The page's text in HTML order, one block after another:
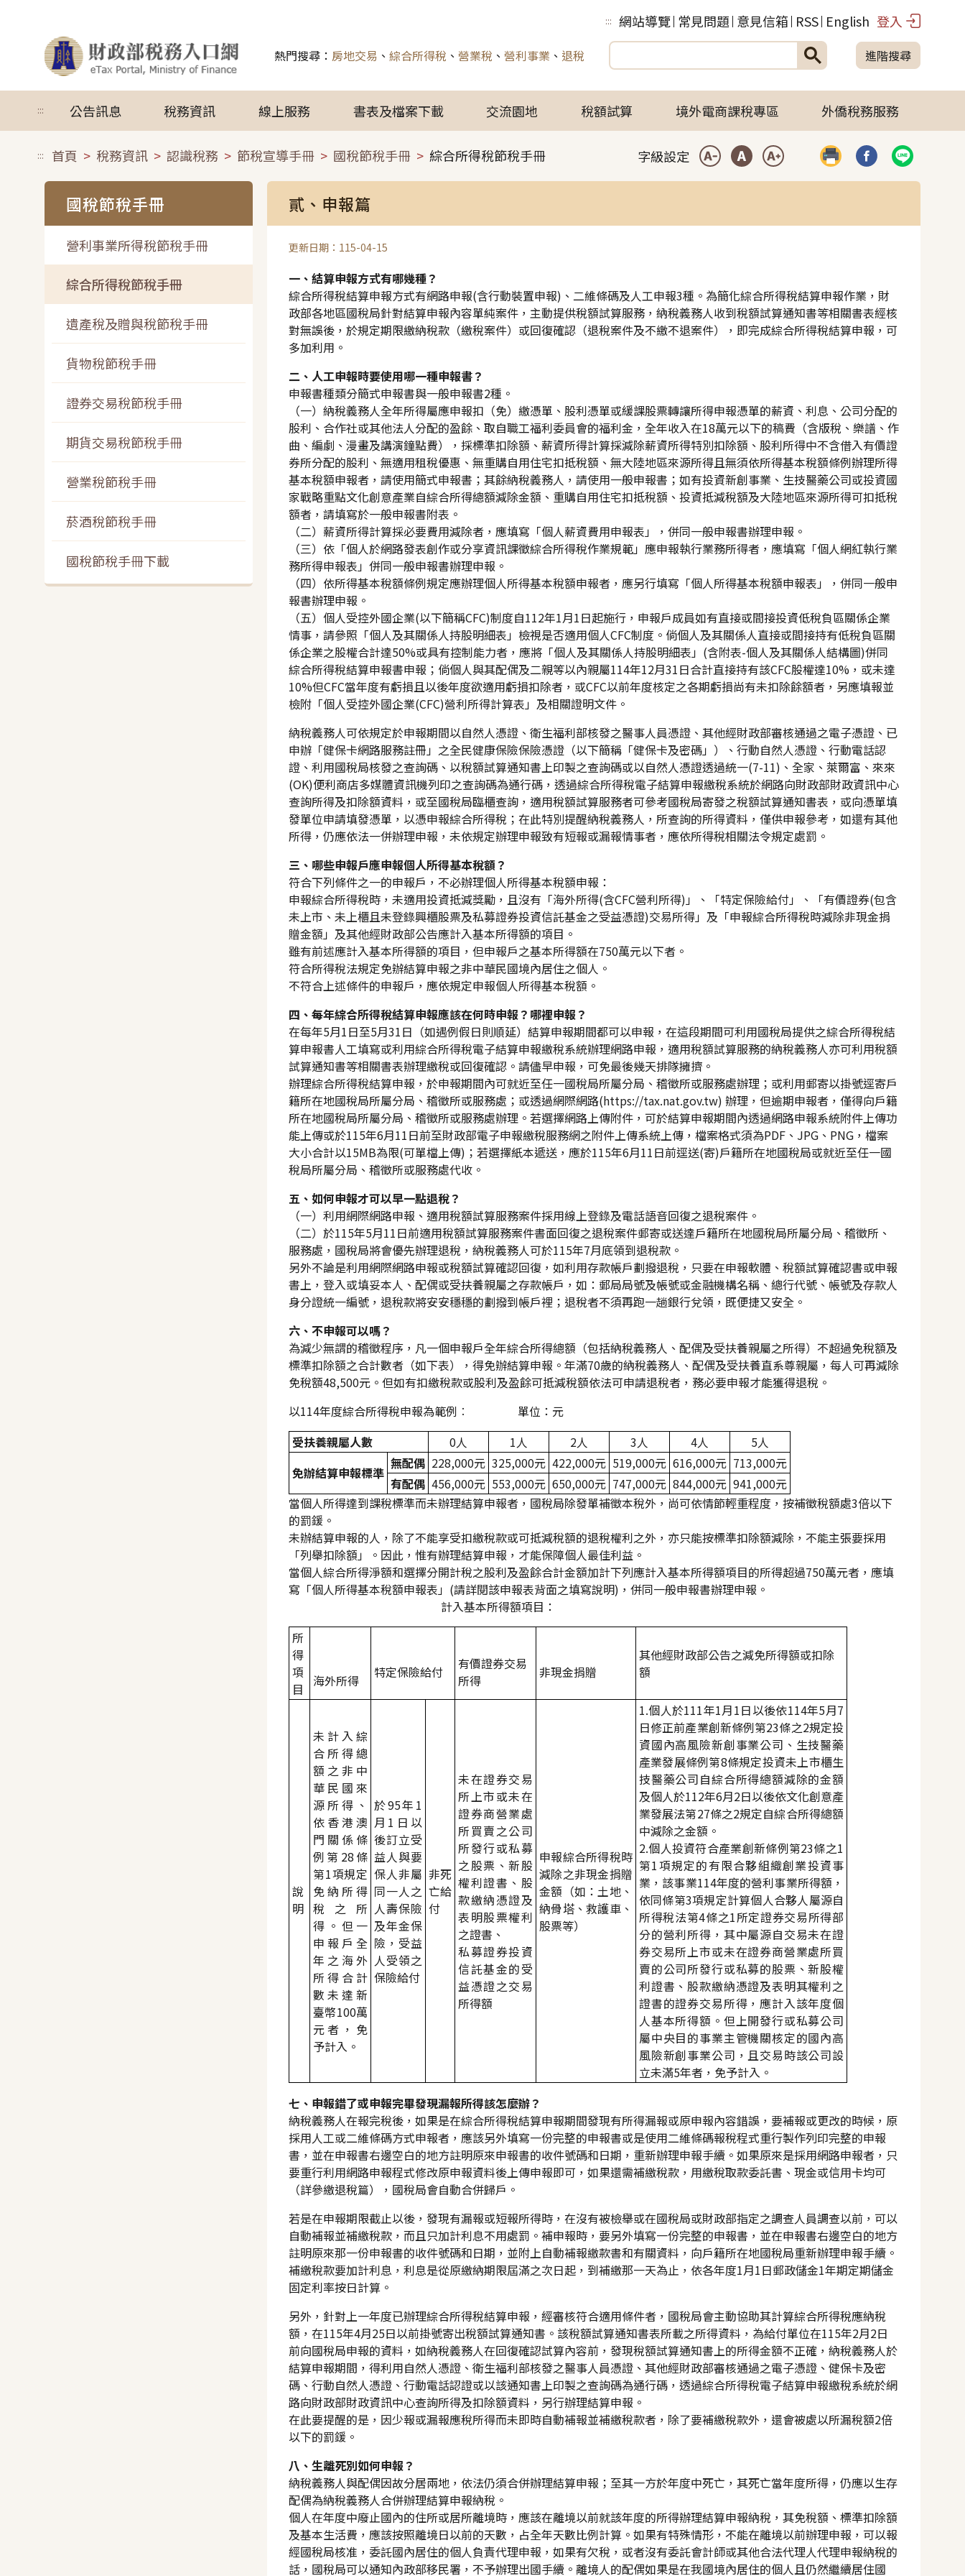
::: 網站導覽 常見問題 意見信箱 RSS English 登入
熱門搜尋： 房地交易 、 綜合所得稅 、 營業稅 、 營利事業 、 退稅 進階搜尋
::: 公告訊息 稅務資訊 線上服務 書表及檔案下載 交流園地 稅額試算 境外電商課稅專區 外僑稅務服務
::: 首頁 稅務資訊 認識稅務 節稅宣導手冊 國稅節稅手冊 綜合所得稅節稅手冊 字級設定
小型字中型字大型字 列印 分享到臉書(開啟
分享到
國稅節稅手冊
營利事業所得稅節稅手冊
綜合所得稅節稅手冊
遺產稅及贈與稅節稅手冊
貨物稅節稅手冊
證券交易稅節稅手冊
期貨交易稅節稅手冊
營業稅節稅手冊
菸酒稅節稅手冊
國稅節稅手冊下載
貳、申報篇
更新日期：115-04-15
一、結算申報方式有哪幾種？
綜合所得稅結算申報方式有網路申報(含行動裝置申報)、二維條碼及人工申報3種。為簡化綜合所得稅結算申報作業，財
政部各地區國稅局針對結算申報內容單純案件，主動提供稅額試算服務，納稅義務人收到稅額試算通知書等相關書表經核
對無誤後，於規定期限繳納稅款（繳稅案件）或回復確認（退稅案件及不繳不退案件），即完成綜合所得稅結算申報，可
多加利用。
二、人工申報時要使用哪一種申報書？
申報書種類分簡式申報書與一般申報書2種。
（一）納稅義務人全年所得屬應申報扣（免）繳憑單、股利憑單或緩課股票轉讓所得申報憑單的薪資、利息、公司分配的
股利、合作社或其他法人分配的盈餘、取自職工福利委員會的福利金，全年收入在18萬元以下的稿費（含版稅、樂譜、作
曲、編劇、漫畫及講演鐘點費），採標準扣除額、薪資所得計算採減除薪資所得特別扣除額、股利所得中不含借入有價證
券所分配的股利、無適用租稅優惠、無重購自用住宅扣抵稅額、無大陸地區來源所得且無須依所得基本稅額條例辦理所得
基本稅額申報者，請使用簡式申報書；其餘納稅義務人，請使用一般申報書；如有投資新創事業、生技醫藥公司或投資國
家戰略重點文化創意產業自綜合所得總額減除金額、重購自用住宅扣抵稅額、投資抵減稅額及大陸地區來源所得可扣抵稅
額者，請填寫於一般申報書附表。
（二）薪資所得計算採必要費用減除者，應填寫「個人薪資費用申報表」，併同一般申報書辦理申報。
（三）依「個人於網路發表創作或分享資訊課徵綜合所得稅作業規範」應申報執行業務所得者，應填寫「個人網紅執行業
務所得申報表」併同一般申報書辦理申報。
（四）依所得基本稅額條例規定應辦理個人所得基本稅額申報者，應另行填寫「個人所得基本稅額申報表」，併同一般申
報書辦理申報。
（五）個人受控外國企業(以下簡稱CFC)制度自112年1月1日起施行，申報戶成員如有直接或間接投資低稅負區關係企業
情事，請參照「個人及其關係人持股明細表」檢視是否適用個人CFC制度。倘個人及其關係人直接或間接持有低稅負區關
係企業之股權合計達50%或具有控制能力者，應將「個人及其關係人持股明細表」(含附表-個人及其關係人結構圖)併同
綜合所得稅結算申報書申報；倘個人與其配偶及二親等以內親屬114年12月31日合計直接持有該CFC股權達10%，或未達
10%但CFC當年度有虧損且以後年度欲適用虧損扣除者，或CFC以前年度核定之各期虧損尚有未扣除餘額者，另應填報並
檢附「個人受控外國企業(CFC)營利所得計算表」及相關證明文件。
納稅義務人可依規定於申報期間以自然人憑證、衛生福利部核發之醫事人員憑證、其他經財政部審核通過之電子憑證、已
申辦「健保卡網路服務註冊」之全民健康保險保險憑證（以下簡稱「健保卡及密碼」）、行動自然人憑證、行動電話認
證、利用國稅局核發之查詢碼、以稅額試算通知書上印製之查詢碼或以自然人憑證透過統一(7-11)、全家、萊爾富、來來
(OK)便利商店多媒體資訊機列印之查詢碼為通行碼，透過綜合所得稅電子結算申報繳稅系統於網路向財政部財政資訊中心
查詢所得及扣除額資料，或至國稅局臨櫃查詢，適用稅額試算服務者可參考國稅局寄發之稅額試算通知書表，或向憑單填
發單位申請填發憑單，以憑申報綜合所得稅；在此特別提醒納稅義務人，所查詢的所得資料，僅供申報參考，如還有其他
所得，仍應依法一併辦理申報，未依規定辦理申報致有短報或漏報情事者，應依所得稅相關法令規定處罰。
三、哪些申報戶應申報個人所得基本稅額？
符合下列條件之一的申報戶，不必辦理個人所得基本稅額申報：
申報綜合所得稅時，未適用投資抵減獎勵，且沒有「海外所得(含CFC營利所得)」、「特定保險給付」、「有價證券(包含
未上市、未上櫃且未登錄興櫃股票及私募證券投資信託基金之受益憑證)交易所得」及「申報綜合所得稅時減除非現金捐
贈金額」及其他經財政部公告應計入基本所得額的項目。
雖有前述應計入基本所得額的項目，但申報戶之基本所得額在750萬元以下者。
符合所得稅法規定免辦結算申報之非中華民國境內居住之個人。
不符合上述條件的申報戶，應依規定申報個人所得基本稅額。
四、每年綜合所得稅結算申報應該在何時申報？哪裡申報？
在每年5月1日至5月31日（如遇例假日則順延）結算申報期間都可以申報，在這段期間可利用國稅局提供之綜合所得稅結
算申報書人工填寫或利用綜合所得稅電子結算申報繳稅系統辦理網路申報，適用稅額試算服務的納稅義務人亦可利用稅額
試算通知書等相關書表辦理繳稅或回復確認。請儘早申報，可免最後幾天排隊擁擠。
辦理綜合所得稅結算申報，於申報期間內可就近至任一國稅局所屬分局、稽徵所或服務處辦理；或利用郵寄以掛號逕寄戶
籍所在地國稅局所屬分局、稽徵所或服務處；或透過網際網路(https://tax.nat.gov.tw) 辦理，但逾期申報者，僅得向戶籍
所在地國稅局所屬分局、稽徵所或服務處辦理。若選擇網路上傳附件，可於結算申報期間內透過網路申報系統附件上傳功
能上傳或於115年6月11日前至財政部電子申報繳稅服務網之附件上傳系統上傳，檔案格式須為PDF、JPG、PNG，檔案
大小合計以15MB為限(可單檔上傳)；若選擇紙本遞送，應於115年6月11日前逕送(寄)戶籍所在地國稅局或就近至任一國
稅局所屬分局、稽徵所或服務處代收。
五、如何申報才可以早一點退稅？
（一）利用網際網路申報、適用稅額試算服務案件採用線上登錄及電話語音回復之退稅案件。
（二）於115年5月11日前適用稅額試算服務案件書面回復之退稅案件郵寄或送達戶籍所在地國稅局所屬分局、稽徵所、
服務處，國稅局將會優先辦理退稅，納稅義務人可於115年7月底領到退稅款。
另外不論是利用網際網路申報或稅額試算確認回復，如利用存款帳戶劃撥退稅，只要在申報軟體、稅額試算確認書或申報
書上，登入或填妥本人、配偶或受扶養親屬之存款帳戶，如：郵局局號及帳號或金融機構名稱、總行代號、帳號及存款人
身分證統一編號，退稅款將安安穩穩的劃撥到帳戶裡；退稅者不須再跑一趟銀行兌領，既便捷又安全。
六、不申報可以嗎？
為減少無謂的稽徵程序，凡一個申報戶全年綜合所得總額（包括納稅義務人、配偶及受扶養親屬之所得）不超過免稅額及
標準扣除額之合計數者（如下表），得免辦結算申報。年滿70歲的納稅義務人、配偶及受扶養直系尊親屬，每人可再減除
免稅額48,500元。但如有扣繳稅款或股利及盈餘可抵減稅額依法可申請退稅者，務必要申報才能獲得退稅。
以114年度綜合所得稅申報為範例︰ 單位：元
受扶養親屬人數
0人 1 人 2人 3人 4人 5人
免辦結算申報標準
無配偶 228,000元 325,000元 422,000元 519,000元 616,000元 713,000元
有配偶 456,000元 553,000元 650,000元 747,000元 844,000元 941,000元
當個人所得達到課稅標準而未辦理結算申報者，國稅局除發單補徵本稅外，尚可依情節輕重程度，按補徵稅額處3倍以下
的罰鍰。
未辦結算申報的人，除了不能享受扣繳稅款或可抵減稅額的退稅權利之外，亦只能按標準扣除額減除，不能主張要採用
「列舉扣除額」。因此，惟有辦理結算申報，才能保障個人最佳利益。
當個人綜合所得淨額和選擇分開計稅之股利及盈餘合計金額加計下列應計入基本所得額項目的所得超過750萬元者，應填
寫「個人所得基本稅額申報表」(請詳閱該申報表背面之填寫說明)，併同一般申報書辦理申報。
計入基本所得額項目：
所
得
項
目
海外所得 特定保險給付
有價證券交易
所得
非現金捐贈
其他經財政部公告之減免所得額或扣除
額
說
明
未計入綜
合所得總
額之非中
華民國來
源所得、
依香港澳
門關係條
例第 28 條
第1項規定
免納所得
稅之所
得。但一
申報戶全
年之海外
所得合計
數未達新
臺幣100萬
元者，免
予計入。
於95年 1
月 1 日以
後訂立受
益人與要
保人非屬
同一人之
人壽保險
及年金保
險，受益
人受領之
保險給付
非死
亡給
付
未在證券交易
所上市或未在
證券商營業處
所買賣之公司
所發行或私募
之股票、新股
權利證書 、股
款繳納憑證及
表明股票權利
之證書、
私募證券投資
信託基金的受
益憑證之交易
所得額
申報綜合所得稅時
減除之非現金捐贈
金額（如：土地、
納骨塔、救護車、
股票等）
1.個人於111年1月1日以後依114年5月7
日修正前產業創新條例第23條之2規定投
資國內高風險新創事業公司、生技醫藥
產業發展條例第8條規定投資未上市櫃生
技醫藥公司自綜合所得總額減除的金額
及個人於112年6月2日以後依文化創意產
業發展法第27條之2規定自綜合所得總額
中減除之金額。
2.個人投資符合產業創新條例第23條之1
第1項規定的有限合夥組織創業投資事
業，該事業114年度的營利事業所得額，
依同條第3項規定計算個人合夥人屬源自
所得稅法第4條之1所定證券交易所得部
分的營利所得，其中屬源自交易未在證
券交易所上市或未在證券商營業處所買
賣的公司所發行或私募的股票、新股權
利證書、股款繳納憑證及表明其權利之
證書的證券交易所得，應計入該年度個
人基本所得額。但上開發行或私募公司
屬中央目的事業主管機關核定的國內高
風險新創事業公司，且交易時該公司設
立未滿5年者，免予計入。
七、申報錯了或申報完畢發現漏報所得該怎麼辦？
納稅義務人在報完稅後，如果是在綜合所得稅結算申報期間發現有所得漏報或原申報內容錯誤，要補報或更改的時候，原
採用人工或二維條碼方式申報者，應該另外填寫一份完整的申報書或是使用二維條碼報稅程式重行製作列印完整的申報
書，並在申報書右邊空白的地方註明原來申報書的收件號碼和日期，重新辦理申報手續。如果原來是採用網路申報者，只
要重行利用網路申報程式修改原申報資料後上傳申報即可，如果還需補繳稅款，用繳稅取款委託書、現金或信用卡均可
（詳參繳退稅篇），國稅局會自動合併歸戶。
若是在申報期限截止以後，發現有漏報或短報所得時，在沒有被檢舉或在國稅局或財政部指定之調查人員調查以前，可以
自動補報並補繳稅款，而且只加計利息不用處罰。補申報時，要另外填寫一份完整的申報書，並在申報書右邊空白的地方
註明原來那一份申報書的收件號碼和日期，並附上自動補報繳款書和有關資料，向戶籍所在地國稅局重新辦理申報手續。
補繳稅款要加計利息，利息是從原繳納期限屆滿之次日起，到補繳那一天為止，依各年度1月1日郵政儲金1年期定期儲金
固定利率按日計算。
另外，針對上一年度已辦理綜合所得稅結算申報，經審核符合適用條件者，國稅局會主動協助其計算綜合所得稅應納稅
額，在115年4月25日以前掛號寄出稅額試算通知書。該稅額試算通知書表所載之所得資料，為給付單位在115年2月2日
前向國稅局申報的資料，如納稅義務人在回復確認試算內容前，發現稅額試算通知書上的所得金額不正確，納稅義務人於
結算申報期間，得利用自然人憑證、衛生福利部核發之醫事人員憑證、其他經財政部審核通過之電子憑證、健保卡及密
碼、行動自然人憑證、行動電話認證或以該通知書上印製之查詢碼為通行碼，透過綜合所得稅電子結算申報繳稅系統於網
路向財政部財政資訊中心查詢所得及扣除額資料，另行辦理結算申報。
在此要提醒的是，因少報或漏報應稅所得而未即時自動補報並補繳稅款者，除了要補繳稅款外，還會被處以所漏稅額2倍
以下的罰鍰。
八、生離死別如何申報？
納稅義務人與配偶因故分居兩地，依法仍須合併辦理結算申報；至其一方於年度中死亡，其死亡當年度所得，仍應以生存
配偶為納稅義務人合併辦理結算申報納稅。
個人在年度中廢止國內的住所或居所離境時，應該在離境以前就該年度的所得辦理結算申報納稅，其免稅額、標準扣除額
及基本生活費，應該按照離境日以前的天數，占全年天數比例計算。如果有特殊情形，不能在離境以前辦理申報，可以報
經國稅局核准，委託國內居住的個人負責代理申報，如果有欠稅，或者沒有委託會計師或其他合法代理人代理申報納稅的
話，國稅局可以通知內政部移民署，不予辦理出國手續。離境人的配偶如果是在我國境內居住的個人且仍然繼續居住國